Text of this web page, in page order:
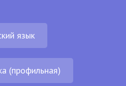
язык
(профильная)